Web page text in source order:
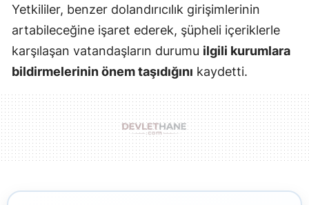
Yetkililer, benzer dolandırıcılık girişimlerinin
artabileceğine işaret ederek, şüpheli içeriklerle
karşılaşan vatandaşların durumu ilgili kurumlara
bildirmelerinin önem taşıdığını kaydetti.